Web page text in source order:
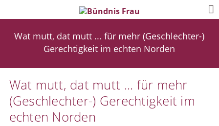
Wat mutt, dat mutt ... für mehr (Geschlechter-)
Gerechtigkeit im echten Norden
Wat mutt, dat mutt ... für mehr
(Geschlechter-) Gerechtigkeit im
echten Norden